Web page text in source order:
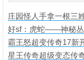
庄园怪人手拿一根三
好sf：虎蛇——神秘丛
霸王怒超变传奇17新
星王传奇超级变态传